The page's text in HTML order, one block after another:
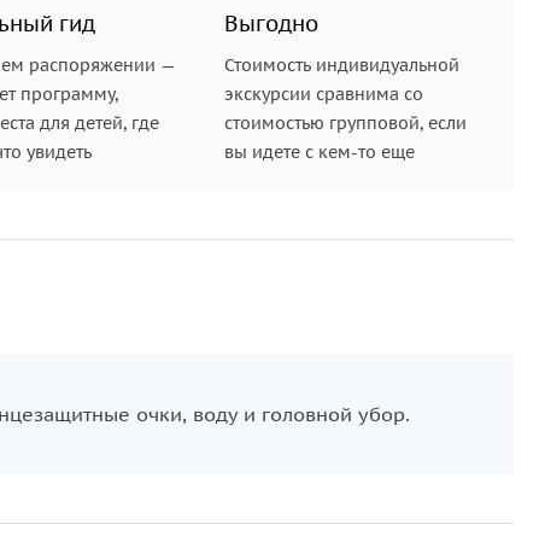
гид
распоряжении —
программу,
для детей, где
увидеть
Выгодно
Стоимость индивидуальной
экскурсии сравнима со
стоимостью групповой, если
вы идете с кем-то еще
очки, воду и головной убор.